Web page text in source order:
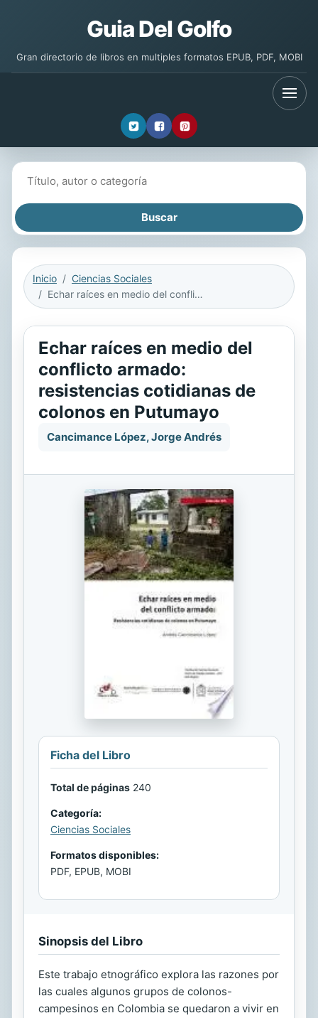
Guia Del Golfo
Gran directorio de libros en multiples formatos EPUB, PDF, MOBI
Inicio
Ciencias Sociales
Echar raíces en medio del conflicto armado: resistencias cotidianas de colonos en Putumayo
Echar raíces en medio del
conflicto armado:
resistencias cotidianas de
colonos en Putumayo
Cancimance López, Jorge Andrés
Ficha del Libro
Total de páginas 240
Categoría:
Ciencias Sociales
Formatos disponibles:
PDF, EPUB, MOBI
Sinopsis del Libro
Este trabajo etnográfico explora las razones por
las cuales algunos grupos de colonos-
campesinos en Colombia se quedaron a vivir en